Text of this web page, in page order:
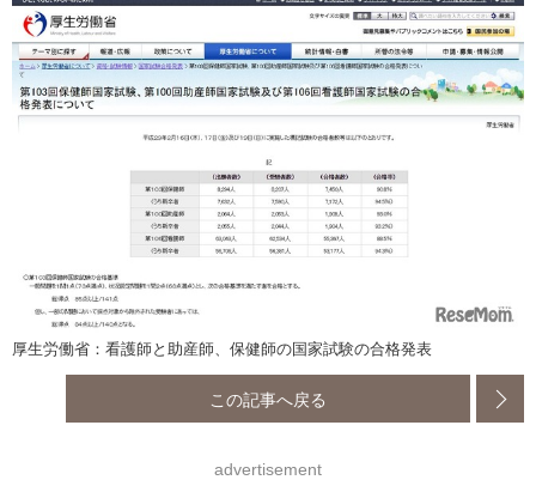
厚生労働省：看護師と助産師、保健師の国家試験の合格発表
この記事へ戻る
advertisement